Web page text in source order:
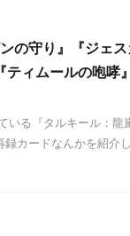
の守り』『ジェ
ィムールの咆哮
いる『タルキール：龍
カードなんかを紹介